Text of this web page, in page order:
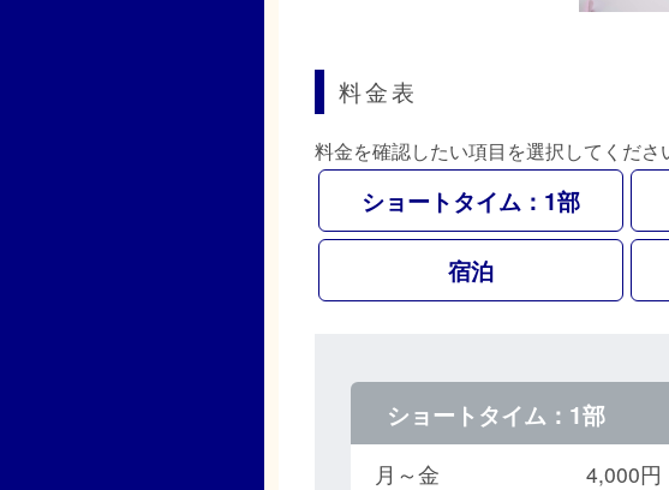
料金表
料金を確認したい項目を選択してくださ
ショートタイム：1部
宿泊
ショートタイム：1部
月～金
4,000円